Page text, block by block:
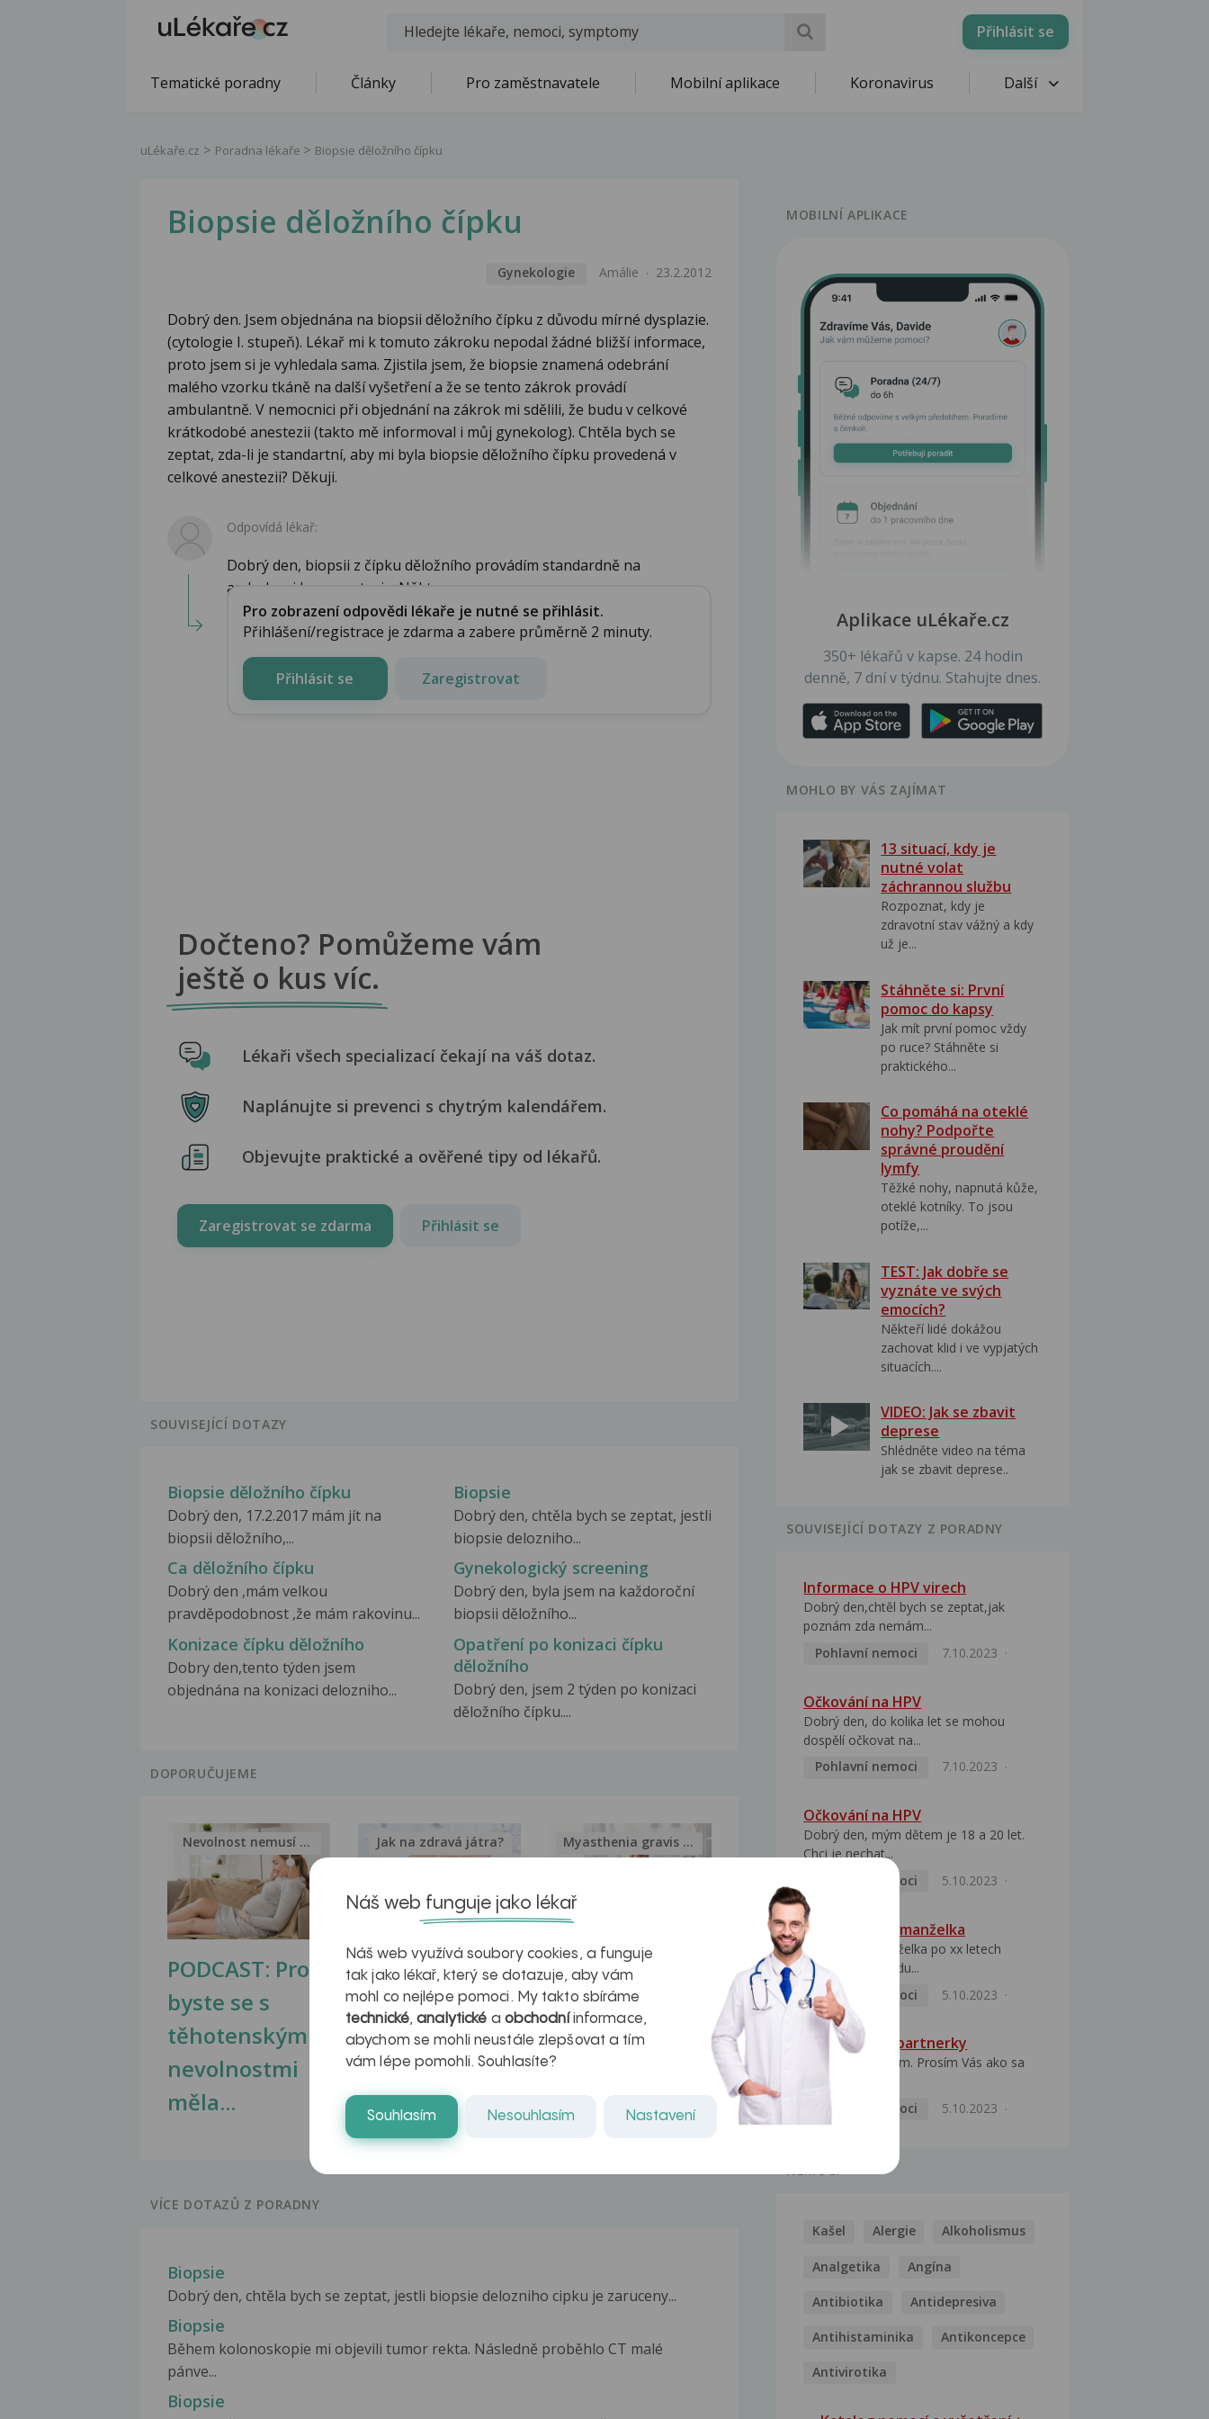
Přihlásit se
Tematické poradny Články Pro zaměstnavatele Mobilní aplikace Koronavirus Další
uLékaře.cz Poradna lékaře Biopsie děložního čípku
Biopsie děložního čípku
Gynekologie Amálie 23.2.2012
Dobrý den. Jsem objednána na biopsii děložního čípku z důvodu mírné dysplazie.
(cytologie I. stupeň). Lékař mi k tomuto zákroku nepodal žádné bližší informace,
proto jsem si je vyhledala sama. Zjistila jsem, že biopsie znamená odebrání
malého vzorku tkáně na další vyšetření a že se tento zákrok provádí
ambulantně. V nemocnici při objednání na zákrok mi sdělili, že budu v celkové
krátkodobé anestezii (takto mě informoval i můj gynekolog). Chtěla bych se
zeptat, zda-li je standartní, aby mi byla biopsie děložního čípku provedená v
celkové anestezii? Děkuji.
Odpovídá lékař:
Dobrý den, biopsii z čípku děložního provádím standardně na
ambulanci bez anestezie. Někte...
Pro zobrazení odpovědi lékaře je nutné se přihlásit.
Přihlášení/registrace je zdarma a zabere průměrně 2 minuty.
Přihlásit se Zaregistrovat
Dočteno? Pomůžeme vám
ještě o kus víc.
Lékaři všech specializací čekají na váš dotaz.
Naplánujte si prevenci s chytrým kalendářem.
Objevujte praktické a ověřené tipy od lékařů.
Zaregistrovat se zdarma Přihlásit se
SOUVISEJÍCÍ DOTAZY
Biopsie děložního čípku
Dobrý den, 17.2.2017 mám jít na
biopsii děložního,...
Biopsie
Dobrý den, chtěla bych se zeptat, jestli
biopsie delozniho...
Ca děložního čípku
Dobrý den ,mám velkou
pravděpodobnost ,že mám rakovinu...
Gynekologický screening
Dobrý den, byla jsem na každoroční
biopsii děložního...
Konizace čípku děložního
Dobry den,tento týden jsem
objednána na konizaci delozniho...
Opatření po konizaci čípku
děložního
Dobrý den, jsem 2 týden po konizaci
děložního čípku....
DOPORUČUJEME
PODCAST: Proč
byste se s
těhotenskými
nevolnostmi
měla...
Nevolnost nemusí být nutnou...
Ztukovatění
jater v datech a
obrazech
Jak na zdravá játra?
Inovativní
léčba
myastenie –
naděje pro ty,
kteří ji...
Myasthenia gravis – vše, co...
VÍCE DOTAZŮ Z PORADNY
Biopsie
Dobrý den, chtěla bych se zeptat, jestli biopsie delozniho cipku je zaruceny...
Biopsie
Během kolonoskopie mi objevili tumor rekta. Následně proběhlo CT malé
pánve...
Biopsie
MOBILNÍ APLIKACE
Aplikace uLékaře.cz
350+ lékařů v kapse. 24 hodin
denně, 7 dní v týdnu. Stahujte dnes.
MOHLO BY VÁS ZAJÍMAT
13 situací, kdy je
nutné volat
záchrannou službu
Rozpoznat, kdy je
zdravotní stav vážný a kdy
už je...
Stáhněte si: První
pomoc do kapsy
Jak mít první pomoc vždy
po ruce? Stáhněte si
praktického...
Co pomáhá na oteklé
nohy? Podpořte
správné proudění
lymfy
Těžké nohy, napnutá kůže,
oteklé kotníky. To jsou
potíže,...
TEST: Jak dobře se
vyznáte ve svých
emocích?
Někteří lidé dokážou
zachovat klid i ve vypjatých
situacích....
VIDEO: Jak se zbavit
deprese
Shlédněte video na téma
jak se zbavit deprese..
SOUVISEJÍCÍ DOTAZY Z PORADNY
Informace o HPV virech
Dobrý den,chtěl bych se zeptat,jak
poznám zda nemám...
Pohlavní nemoci
7.10.2023
Očkování na HPV
Dobrý den, do kolika let se mohou
dospělí očkovat na...
Pohlavní nemoci
7.10.2023
Očkování na HPV
Dobrý den, mým dětem je 18 a 20 let.
Chci je nechat...
Pohlavní nemoci
5.10.2023
HPV pozitivní manželka
Dobrý den, manželka po xx letech
přivezla z Východu...
Pohlavní nemoci
5.10.2023
HPV typ 52 u partnerky
Dobrý deň prajem. Prosím Vás ako sa
Pohlavní nemoci
5.10.2023
NEMOCI
Kašel Alergie Alkoholismus
Analgetika Angína
Antibiotika Antidepresiva
Antihistaminika Antikoncepce
Antivirotika
Náš web funguje jako lékař
Náš web využívá soubory cookies, a funguje
tak jako lékař, který se dotazuje, aby vám
mohl co nejlépe pomoci. My takto sbíráme
technické,analytické a obchodníinformace,
abychom se mohli neustále zlepšovat a tím
vám lépe pomohli. Souhlasíte?
Souhlasím Nesouhlasím Nastavení